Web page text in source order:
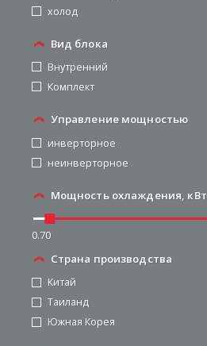
холод
Вид блока
Внутренний
Комплект
Управление мощностью
инверторное
неинверторное
Мощность охлаждения, кВт
0.70
Страна производства
Китай
Таиланд
Южная Корея